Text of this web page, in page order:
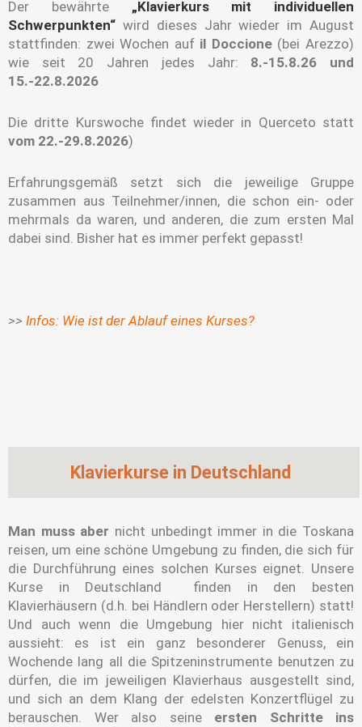
Der bewährte „Klavierkurs mit individuellen
Schwerpunkten“ wird dieses Jahr wieder im August
stattfinden: zwei Wochen aufil Doccione (bei Arezzo)
wie seit 20 Jahren jedes Jahr: 8.-15.8.26 und
15.-22.8.2026
Die dritte Kurswoche findet wieder in Querceto statt
vom 22.-29.8.2026)
Erfahrungsgemäß setzt sich die jeweilige Gruppe
zusammen aus Teilnehmer/innen, die schon ein- oder
mehrmals da waren, und anderen, die zum ersten Mal
dabei sind. Bisher hat es immer perfekt gepasst!
>> Infos: Wie ist der Ablauf eines Kurses?
Klavierkurse in Deutschland
Man muss aber nicht unbedingt immer in die Toskana
reisen, um eine schöne Umgebung zu finden, die sich für
die Durchführung eines solchen Kurses eignet. Unsere
Kurse in Deutschland
finden in den besten
Klavierhäusern (d.h. bei Händlern oder Herstellern) statt!
Und auch wenn die Umgebung hier nicht italienisch
aussieht: es ist ein ganz besonderer Genuss, ein
Wochende lang all die Spitzeninstrumente benutzen zu
dürfen, die im jeweiligen Klavierhaus ausgestellt sind,
und sich an dem Klang der edelsten Konzertflügel zu
berauschen. Wer also seine ersten Schritte ins